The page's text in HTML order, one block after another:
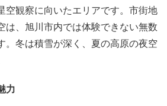
空観察に向いたエリアです。市街地
は、旭川市内では体験できない無数
。冬は積雪が深く、夏の高原の夜空
力